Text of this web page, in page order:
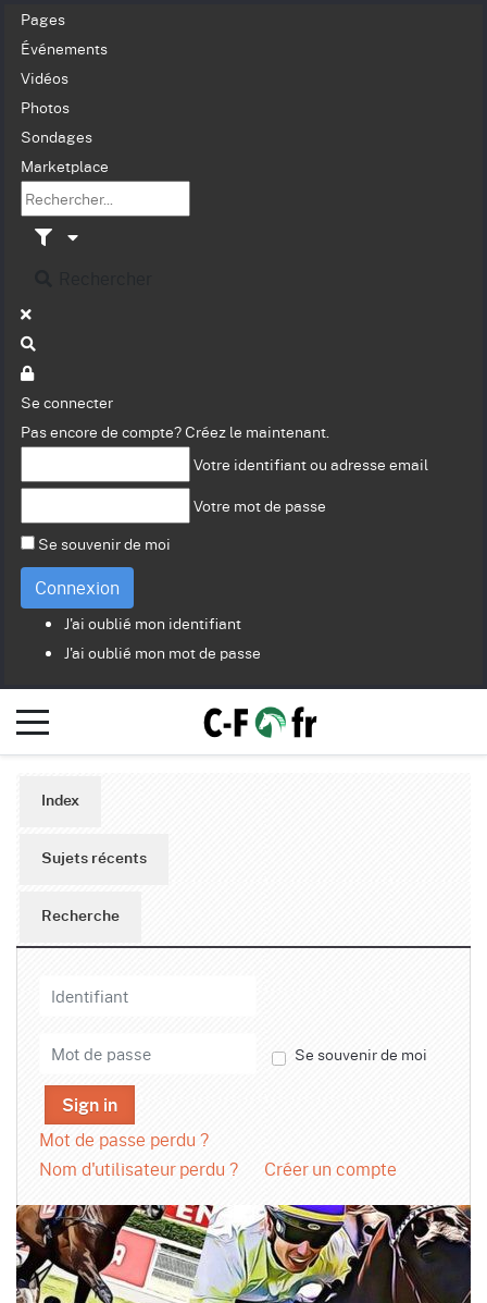
Pages
Événements
Vidéos
Photos
Sondages
Marketplace
Se connecter
Pas encore de compte? Créez le maintenant.
Votre identifiant ou adresse email
Votre mot de passe
Se souvenir de moi
Connexion
J'ai oublié mon identifiant
J'ai oublié mon mot de passe
Index
Sujets récents
Recherche
Se souvenir de moi
Sign in
Mot de passe perdu ?
Nom d'utilisateur perdu ?
Créer un compte